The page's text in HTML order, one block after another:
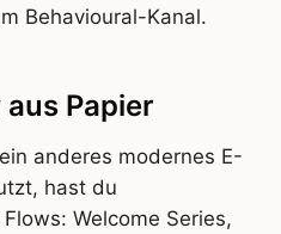
Behavioural-Kanal.
Papier
anderes modernes E-
hast du
Welcome Series,